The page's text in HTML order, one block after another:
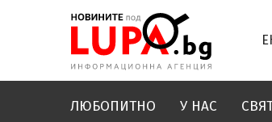
ЛЮБОПИТНО У НАС